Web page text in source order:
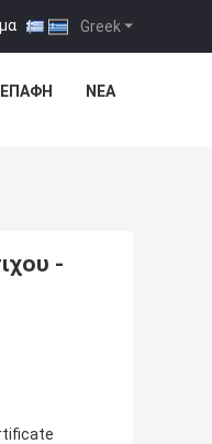
Greek
|
ΕΠΑΦΉ ΝΈΑ
-